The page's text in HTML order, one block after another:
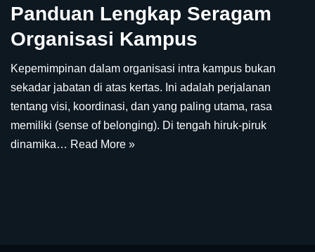
Panduan Lengkap Seragam
Organisasi Kampus
Kepemimpinan dalam organisasi intra kampus bukan
sekadar jabatan di atas kertas. Ini adalah perjalanan
tentang visi, koordinasi, dan yang paling utama, rasa
memiliki (sense of belonging). Di tengah hiruk-piruk
dinamika… Read More »